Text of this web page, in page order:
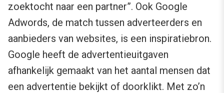
zoektocht naar een partner”. Ook Google
Adwords, de match tussen adverteerders en
aanbieders van websites, is een inspiratiebron.
Google heeft de advertentieuitgaven
afhankelijk gemaakt van het aantal mensen dat
een advertentie bekijkt of doorklikt. Met zo’n